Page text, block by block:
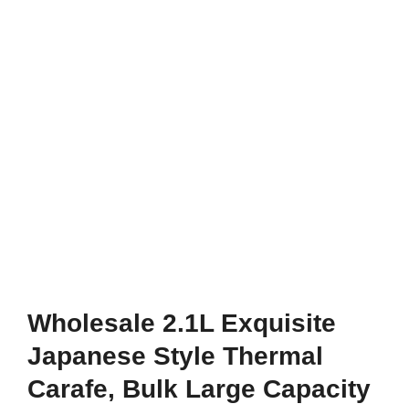
Wholesale 2.1L Exquisite
Japanese Style Thermal
Carafe, Bulk Large Capacity